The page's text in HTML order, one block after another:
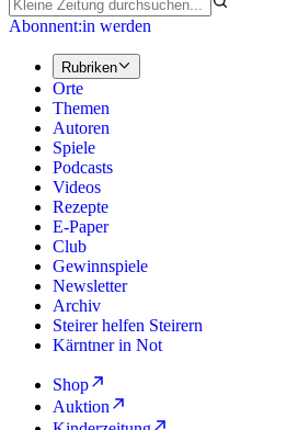
Abonnent:in werden
Rubriken
Orte
Themen
Autoren
Spiele
Podcasts
Videos
Rezepte
E-Paper
Club
Gewinnspiele
Newsletter
Archiv
Steirer helfen Steirern
Kärntner in Not
Shop
Auktion